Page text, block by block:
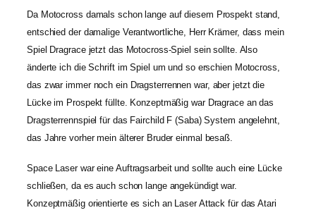
Da Motocross damals schon lange auf diesem Prospekt stand,
entschied der damalige Verantwortliche, Herr Krämer, dass mein
Spiel Dragrace jetzt das Motocross-Spiel sein sollte. Also
änderte ich die Schrift im Spiel um und so erschien Motocross,
das zwar immer noch ein Dragsterrennen war, aber jetzt die
Lücke im Prospekt füllte. Konzeptmäßig war Dragrace an das
Dragsterrennspiel für das Fairchild F (Saba) System angelehnt,
das Jahre vorher mein älterer Bruder einmal besaß.
Space Laser war eine Auftragsarbeit und sollte auch eine Lücke
schließen, da es auch schon lange angekündigt war.
Konzeptmäßig orientierte es sich an Laser Attack für das Atari